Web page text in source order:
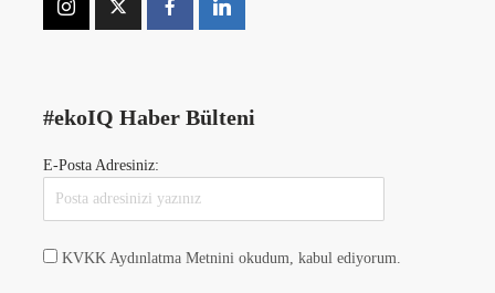
#ekoIQ Haber Bülteni
E-Posta Adresiniz:
KVKK Aydınlatma Metnini okudum, kabul ediyorum.